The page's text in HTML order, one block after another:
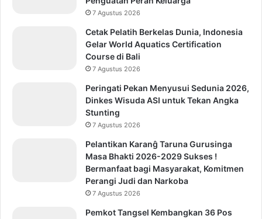
7 Agustus 2026
Cetak Pelatih Berkelas Dunia, Indonesia
Gelar World Aquatics Certification
Course di Bali
7 Agustus 2026
Peringati Pekan Menyusui Sedunia 2026,
Dinkes Wisuda ASI untuk Tekan Angka
Stunting
7 Agustus 2026
Pelantikan Karanĝ Taruna Gurusinga
Masa Bhakti 2026-2029 Sukses !
Bermanfaat bagi Masyarakat, Komitmen
Perangi Judi dan Narkoba
7 Agustus 2026
Pemkot Tangsel Kembangkan 36 Pos